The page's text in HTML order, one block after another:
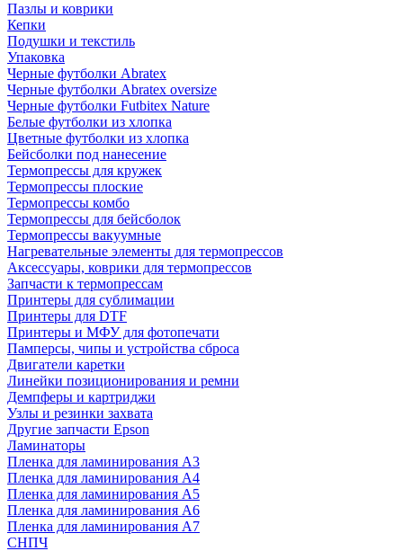
Пазлы и коврики
Кепки
Подушки и текстиль
Упаковка
Черные футболки Abratex
Черные футболки Abratex oversize
Черные футболки Futbitex Nature
Белые футболки из хлопка
Цветные футболки из хлопка
Бейсболки под нанесение
Термопрессы для кружек
Термопрессы плоские
Термопрессы комбо
Термопрессы для бейсболок
Термопрессы вакуумные
Нагревательные элементы для термопрессов
Аксессуары, коврики для термопрессов
Запчасти к термопрессам
Принтеры для сублимации
Принтеры для DTF
Принтеры и МФУ для фотопечати
Памперсы, чипы и устройства сброса
Двигатели каретки
Линейки позиционирования и ремни
Демпферы и картриджи
Узлы и резинки захвата
Другие запчасти Epson
Ламинаторы
Пленка для ламинирования А3
Пленка для ламинирования А4
Пленка для ламинирования А5
Пленка для ламинирования А6
Пленка для ламинирования А7
СНПЧ